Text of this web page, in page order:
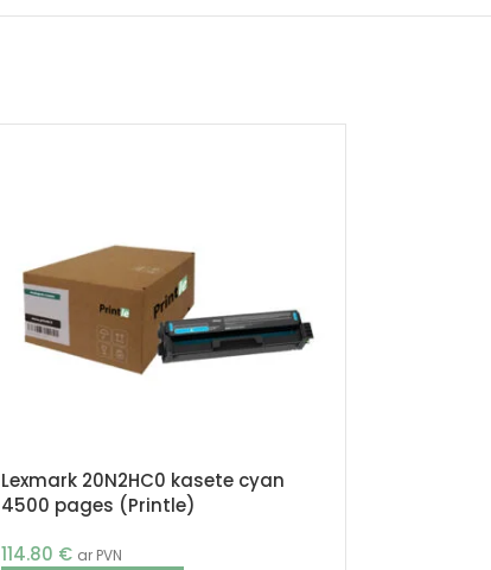
Lexmark 20N2HC0 kasete cyan
4500 pages (Printle)
114.80 € ar PVN